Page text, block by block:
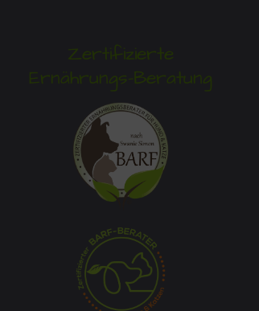
Zertifizierte
Ernährungs-Beratung